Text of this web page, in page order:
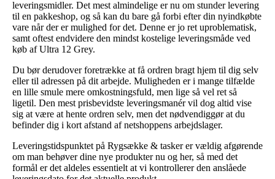
leveringsmidler. Det mest almindelige er nu om stunder levering
til en pakkeshop, og så kan du bare gå forbi efter din nyindkøbte
vare når der er mulighed for det. Denne er jo ret uproblematisk,
samt oftest endvidere den mindst kostelige leveringsmåde ved
køb af Ultra 12 Grey.
Du bør derudover foretrække at få ordren bragt hjem til dig selv
eller til adressen på dit arbejde. Muligheden er i mange tilfælde
en lille smule mere omkostningsfuld, men lige så vel ret så
ligetil. Den mest prisbevidste leveringsmanér vil dog altid vise
sig at være at hente ordren selv, men det nødvendiggør at du
befinder dig i kort afstand af netshoppens arbejdslager.
Leveringstidspunktet på Rygsække & tasker er vældig afgørende
om man behøver dine nye produkter nu og her, så med det
formål er det aldeles essentielt at vi kontrollerer den anslåede